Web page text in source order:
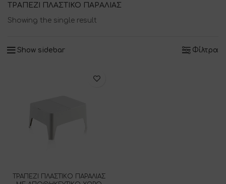
ΤΡΑΠΕΖΙ ΠΛΑΣΤΙΚΟ ΠΑΡΑΛΙΑΣ
Showing the single result
Show sidebar Φίλτρα
ΤΡΑΠΕΖΙ ΠΛΑΣΤΙΚΟ ΠΑΡΑΛΙΑΣ